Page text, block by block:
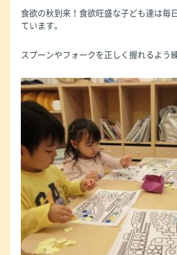
食欲の秋到来！食欲旺盛な子ども達は毎
ています。
スプーンやフォークを正しく握れるよう